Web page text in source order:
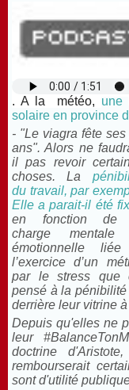
. A la météo, une
solaire en province
- "Le viagra fête ses
ans". Alors ne
il pas revoir
choses. La
du travail, par
Elle a parait-il été
en fonction de
charge mentale
émotionnelle
l’exercice d’un
par le stress que
pensé à la
derrière leur vitrine
Depuis qu'elles ne
leur
doctrine
rembourserait
sont d'utilité